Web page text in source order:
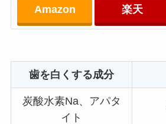
Amazon 楽天
歯を白くする成分
炭酸水素Na、アパタ
イト